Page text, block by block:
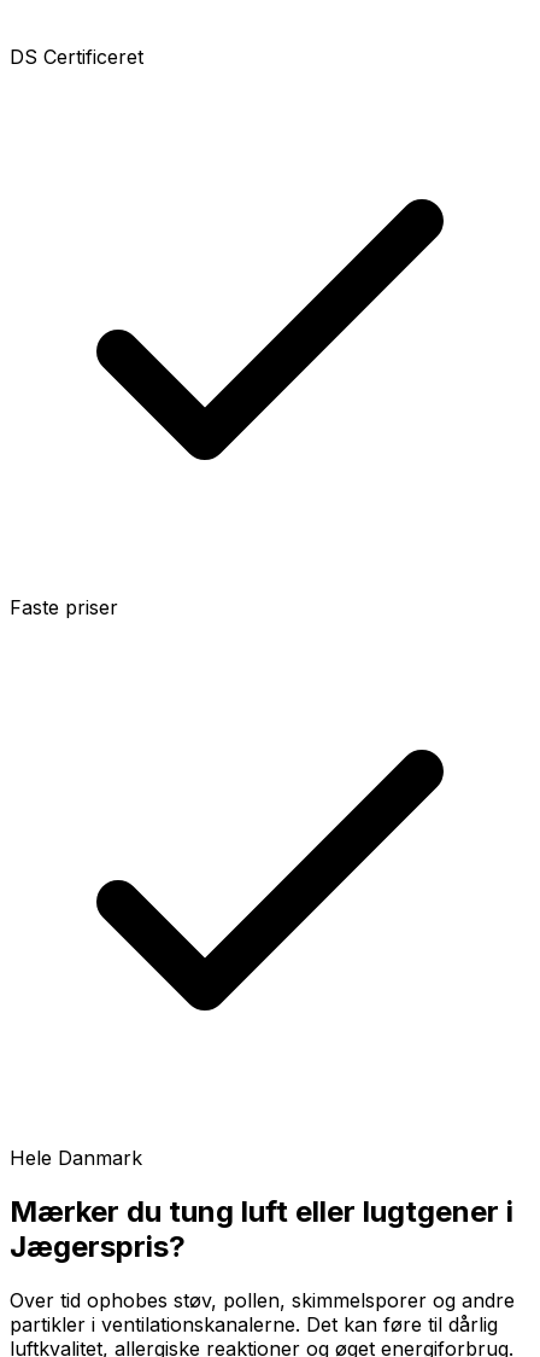
DS Certificeret
Faste priser
Hele Danmark
Mærker du tung luft eller lugtgener i
Jægerspris?
Over tid ophobes støv, pollen, skimmelsporer og andre
partikler i ventilationskanalerne. Det kan føre til dårlig
luftkvalitet, allergiske reaktioner og øget energiforbrug.